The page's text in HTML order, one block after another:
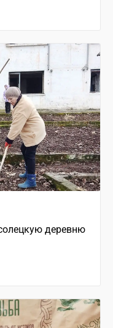
деревню